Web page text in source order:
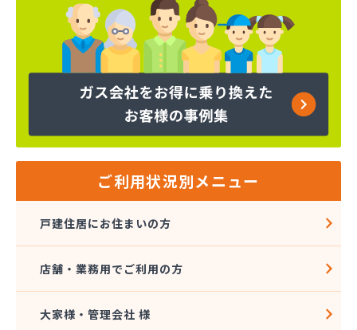
株式会社クレックス 宇都宮営業所
株式会社クレックス 那須塩原営業所
株式会社グローバルエナジー
株式会社グローバルエナジー 石井支店
株式会社コープエナジー 足利営業所
株式会社コボリ・ガス
株式会社サイサン 宇都宮営業所
株式会社サイサン 今市営業所
株式会社サイサン 湯西川営業所
株式会社サイサン 物流管理
株式会社スガマタ
株式会社スミスケ
ご利用状況別メニュー
戸建住居にお住まいの方
店舗・業務用でご利用の方
大家様・管理会社 様